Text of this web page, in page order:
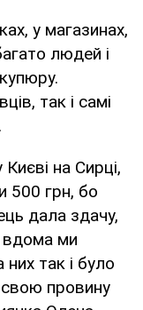
у магазинах,
людей і
так і самі
на Сирці,
500 грн, бо
дала здачу,
вдома ми
них так і було
провину